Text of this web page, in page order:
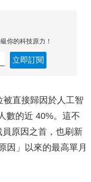
你的科技原力！
立即訂閱
直接歸因於人工智
數的近 40%。這不
原因之首，也刷新
因」以來的最高單月